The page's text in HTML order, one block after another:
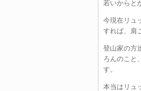
若いからと
今現在リュ
すれば、肩
登山家の方
ろんのこと
す。
本当はリュ